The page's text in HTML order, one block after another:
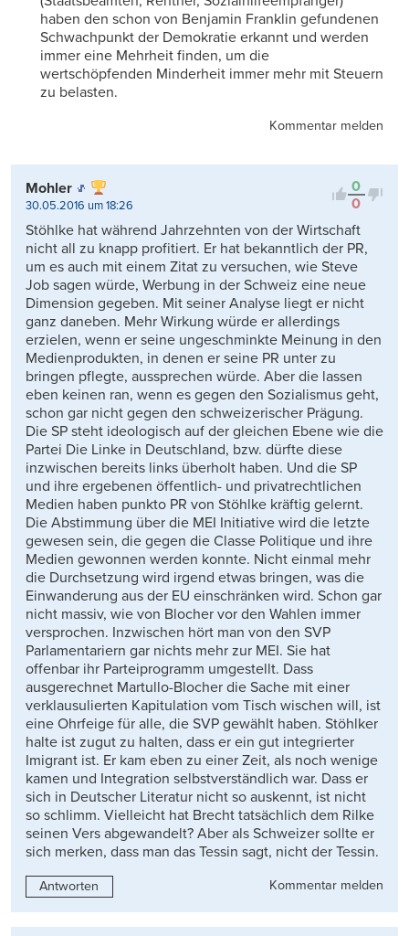
haben den schon von Benjamin Franklin gefundenen
Schwachpunkt der Demokratie erkannt und werden
immer eine Mehrheit finden, um die
wertschöpfenden Minderheit immer mehr mit Steuern
zu belasten.
Kommentar melden
0
0
Mohler
30.05.2016 um 18:26
Stöhlke hat während Jahrzehnten von der Wirtschaft
nicht all zu knapp profitiert. Er hat bekanntlich der PR,
um es auch mit einem Zitat zu versuchen, wie Steve
Job sagen würde, Werbung in der Schweiz eine neue
Dimension gegeben. Mit seiner Analyse liegt er nicht
ganz daneben. Mehr Wirkung würde er allerdings
erzielen, wenn er seine ungeschminkte Meinung in den
Medienprodukten, in denen er seine PR unter zu
bringen pflegte, aussprechen würde. Aber die lassen
eben keinen ran, wenn es gegen den Sozialismus geht,
schon gar nicht gegen den schweizerischer Prägung.
Die SP steht ideologisch auf der gleichen Ebene wie die
Partei Die Linke in Deutschland, bzw. dürfte diese
inzwischen bereits links überholt haben. Und die SP
und ihre ergebenen öffentlich- und privatrechtlichen
Medien haben punkto PR von Stöhlke kräftig gelernt.
Die Abstimmung über die MEI Initiative wird die letzte
gewesen sein, die gegen die Classe Politique und ihre
Medien gewonnen werden konnte. Nicht einmal mehr
die Durchsetzung wird irgend etwas bringen, was die
Einwanderung aus der EU einschränken wird. Schon gar
nicht massiv, wie von Blocher vor den Wahlen immer
versprochen. Inzwischen hört man von den SVP
Parlamentariern gar nichts mehr zur MEI. Sie hat
offenbar ihr Parteiprogramm umgestellt. Dass
ausgerechnet Martullo-Blocher die Sache mit einer
verklausulierten Kapitulation vom Tisch wischen will, ist
eine Ohrfeige für alle, die SVP gewählt haben. Stöhlker
halte ist zugut zu halten, dass er ein gut integrierter
Imigrant ist. Er kam eben zu einer Zeit, als noch wenige
kamen und Integration selbstverständlich war. Dass er
sich in Deutscher Literatur nicht so auskennt, ist nicht
so schlimm. Vielleicht hat Brecht tatsächlich dem Rilke
seinen Vers abgewandelt? Aber als Schweizer sollte er
sich merken, dass man das Tessin sagt, nicht der Tessin.
Antworten Kommentar melden